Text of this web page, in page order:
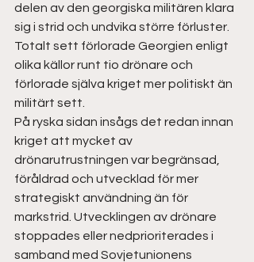
delen av den georgiska militären klara
sig i strid och undvika större förluster.
Totalt sett förlorade Georgien enligt
olika källor runt tio drönare och
förlorade själva kriget mer politiskt än
militärt sett.
På ryska sidan insågs det redan innan
kriget att mycket av
drönarutrustningen var begränsad,
föråldrad och utvecklad för mer
strategiskt användning än för
markstrid. Utvecklingen av drönare
stoppades eller nedprioriterades i
samband med Sovjetunionens